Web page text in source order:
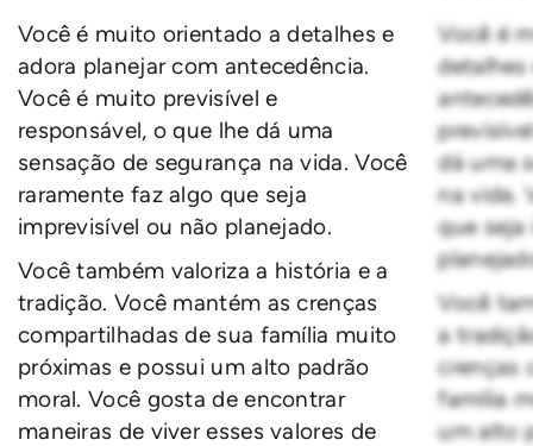
Você é muito orientado a detalhes e
adora planejar com antecedência.
Você é muito previsível e
responsável, o que lhe dá uma
sensação de segurança na vida. Você
raramente faz algo que seja
imprevisível ou não planejado.
Você também valoriza a história e a
tradição. Você mantém as crenças
compartilhadas de sua família muito
próximas e possui um alto padrão
moral. Você gosta de encontrar
maneiras de viver esses valores de
Você é
detalhes
dá uma
na vida.
que seja
Você
a
crenças
família
um alto